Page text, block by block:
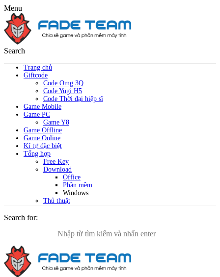
Menu
Search
Trang chủ
Giftcode
Code Omg 3Q
Code Yugi H5
Code Thời đại hiệp sĩ
Game Mobile
Game PC
Game Y8
Game Offline
Game Online
Kí tự đặc biệt
Tổng hợp
Free Key
Download
Office
Phần mềm
Windows
Thủ thuật
Search for: